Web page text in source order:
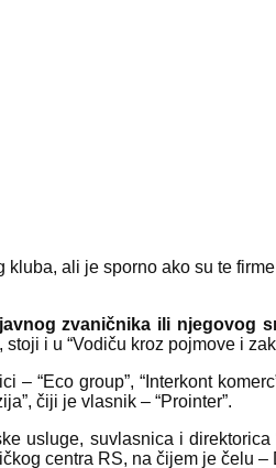
ali je sporno ako su te
zvaničnika ili
, stoji i u “Vodiču kroz pojmove i
“Eco group”, “Interkont
čiji je vlasnik – “Prointer”.
usluge, suvlasnica i
centra RS, na čijem je čelu